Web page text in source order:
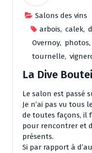
Salons des vins
arbois, calek,
Overnoy, photos,
tournelle,
La Dive
Le salon est passé
Je n’ai pas vu tous
de toutes façons, il
pour rencontrer et
présents.
Si par rapport à